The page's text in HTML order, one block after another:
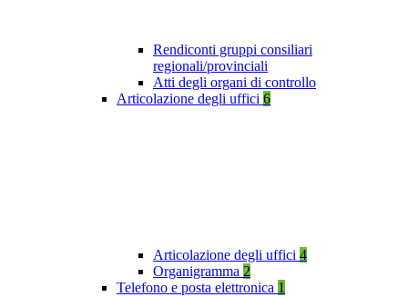
Rendiconti gruppi consiliari
regionali/provinciali
Atti degli organi di controllo
Articolazione degli uffici 6
Articolazione degli uffici 4
Organigramma 2
Telefono e posta elettronica 1